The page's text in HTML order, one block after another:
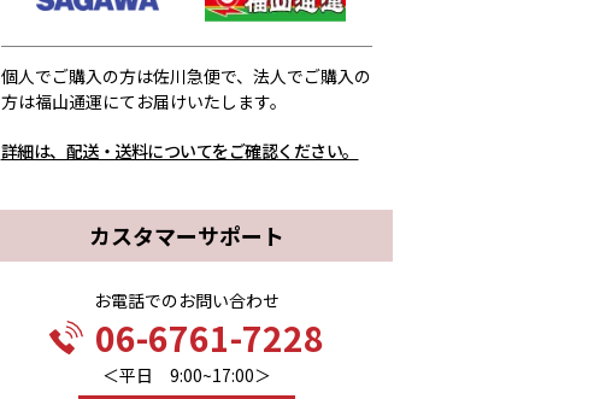
個人でご購入の方は佐川急便で、法人でご購入の
方は福山通運にてお届けいたします。
詳細は、配送・送料についてをご確認ください。
カスタマーサポート
お電話でのお問い合わせ
06-6761-7228
＜平日 9:00~17:00＞